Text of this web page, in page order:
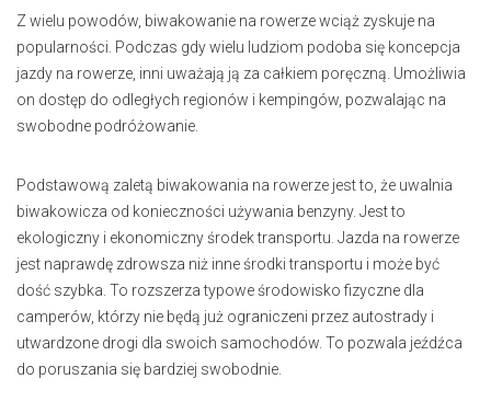
Z wielu powodów, biwakowanie na rowerze wciąż zyskuje na
popularności. Podczas gdy wielu ludziom podoba się koncepcja
jazdy na rowerze, inni uważają ją za całkiem poręczną. Umożliwia
on dostęp do odległych regionów i kempingów, pozwalając na
swobodne podróżowanie.
Podstawową zaletą biwakowania na rowerze jest to, że uwalnia
biwakowicza od konieczności używania benzyny. Jest to
ekologiczny i ekonomiczny środek transportu. Jazda na rowerze
jest naprawdę zdrowsza niż inne środki transportu i może być
dość szybka. To rozszerza typowe środowisko fizyczne dla
camperów, którzy nie będą już ograniczeni przez autostrady i
utwardzone drogi dla swoich samochodów. To pozwala jeźdźca
do poruszania się bardziej swobodnie.